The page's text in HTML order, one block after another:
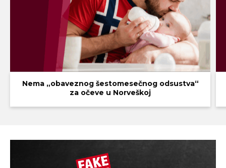
Nema „obaveznog šestomesečnog odsustva“
za očeve u Norveškoj